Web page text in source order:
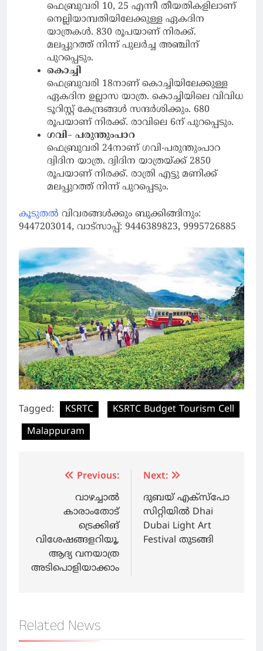
ഫെബ്രുവരി 10, 25 എന്നീ തീയതികളിലാണ്
നെല്ലിയാമ്പതിയിലേക്കുള്ള ഏകദിന
യാത്രകൾ. 830 രൂപയാണ് നിരക്ക്.
മലപ്പുറത്ത് നിന്ന് പുലർച്ച അഞ്ചിന്
പുറപ്പെടും.
കൊച്ചി
ഫെബ്രുവരി 18നാണ് കൊച്ചിയിലേക്കുള്ള
ഏകദിന ഉല്ലാസ യാത്ര. കൊച്ചിയിലെ വിവിധ
ടൂറിസ്റ്റ് കേന്ദ്രങ്ങൾ സന്ദർശിക്കും. 680
രൂപയാണ് നിരക്ക്. രാവിലെ 6ന് പുറപ്പെടും.
ഗവി– പരുന്തുംപാറ
ഫെബ്രുവരി 24നാണ് ഗവി-പരുന്തുംപാറ
ദ്വിദിന യാത്ര. ദ്വിദിന യാത്രയ്ക്ക് 2850
രൂപയാണ് നിരക്ക്. രാത്രി എട്ടു മണിക്ക്
മലപ്പുറത്ത് നിന്ന് പുറപ്പെടും.
കൂടുതൽ വിവരങ്ങൾക്കും ബുക്കിങ്ങിനും:
9447203014, വാട്സാപ്പ്: 9446389823, 9995726885
Tagged: KSRTC
KSRTC Budget Tourism Cell
Malappuram
navigation
Previous:
വാഴച്ചാൽ
കാരാംതോട്
ട്രെക്കിങ്
വിശേഷങ്ങളറിയൂ,
ആദ്യ വനയാത്ര
അടിപൊളിയാക്കാം
Next:
ദുബയ് എക്‌സ്‌പോ
സിറ്റിയില്‍ Dhai
Dubai Light Art
Festival തുടങ്ങി
Related News